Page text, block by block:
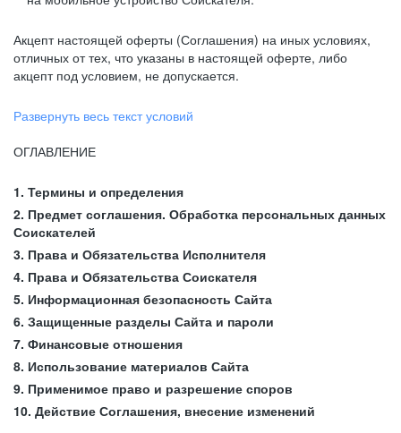
Акцепт настоящей оферты (Соглашения) на иных условиях,
отличных от тех, что указаны в настоящей оферте, либо
акцепт под условием, не допускается.
Развернуть весь текст условий
ОГЛАВЛЕНИЕ
1. Термины и определения
2. Предмет соглашения. Обработка персональных данных
Соискателей
3. Права и Обязательства Исполнителя
4. Права и Обязательства Соискателя
5. Информационная безопасность Сайта
6. Защищенные разделы Сайта и пароли
7. Финансовые отношения
8. Использование материалов Сайта
9. Применимое право и разрешение споров
10. Действие Соглашения, внесение изменений